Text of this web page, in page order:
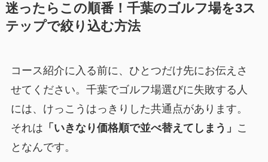
迷ったらこの順番！千葉のゴルフ場を3ス
テップで絞り込む方法
コース紹介に入る前に、ひとつだけ先にお伝えさ
せてください。千葉でゴルフ場選びに失敗する人
には、けっこうはっきりした共通点があります。
それは 「いきなり価格順で並べ替えてしまう」 こ
となんです。